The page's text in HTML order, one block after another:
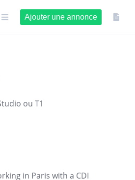
Ajouter une annonce
ou T1
in Paris with a CDI